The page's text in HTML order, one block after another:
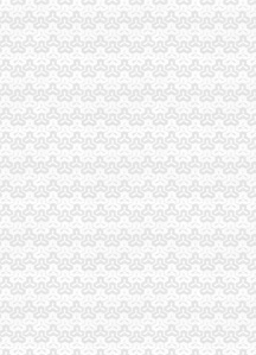
的电话_地址_北京
息网
业小区保洁服务中标公示
？_志趣网
圳市青年创业服务中
_企业在线
各地管理服务中心地址-汽车
系人：吴太福,电话：86-
商家详-微生活
康佳电视维修点”-久久
尽头|28商机网_资讯
料及农采购结果公告
地图